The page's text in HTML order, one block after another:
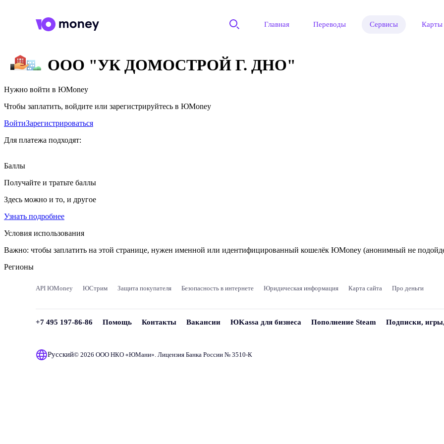
Главная Переводы Сервисы Карты
ООО "УК ДОМОСТРОЙ Г. ДНО"
Нужно войти в ЮMoney
Чтобы заплатить, войдите или зарегистрируйтесь в ЮMoney
ВойтиЗарегистрироваться
Для платежа подходят:
Баллы
Получайте и тратьте баллы
Здесь можно и то, и другое
Узнать подробнее
Условия использования
Важно: чтобы заплатить на этой странице, нужен именной или идентифицированный кошелёк ЮMoney (анонимный не
Регионы
API ЮMoney ЮСтрим Защита покупателя Безопасность в интернете Юридическая информация Карта сайта Про деньги
+7 495 197-86-86 Помощь Контакты Вакансии ЮKassa для бизнеса Пополнение Steam Подписки,
Русский© 2026 ООО НКО «ЮМани». Лицензия Банка России № 3510‑К